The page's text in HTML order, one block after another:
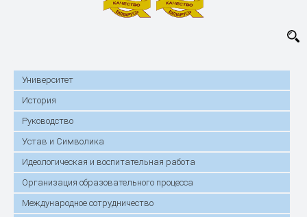
Университет
История
Руководство
Устав и Символика
Идеологическая и воспитательная работа
Организация образовательного процесса
Международное сотрудничество